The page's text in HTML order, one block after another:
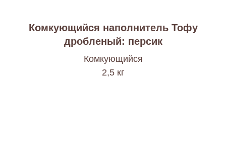
Комкующийся наполнитель Тофу
дробленый: персик
Комкующийся
2,5 кг